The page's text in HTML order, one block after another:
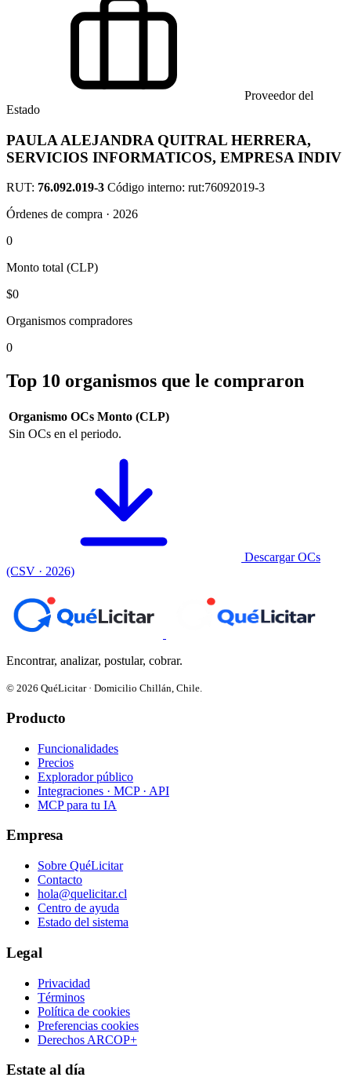
Proveedor del
Estado
PAULA ALEJANDRA QUITRAL HERRERA,
SERVICIOS INFORMATICOS, EMPRESA INDIV
RUT: 76.092.019-3 Código interno: rut:76092019-3
Órdenes de compra · 2026
0
Monto total (CLP)
$0
Organismos compradores
0
Top 10 organismos que le compraron
Organismo OCs Monto (CLP)
Sin OCs en el periodo.
Descargar OCs
(CSV · 2026)
Encontrar, analizar, postular, cobrar.
© 2026 QuéLicitar · Domicilio Chillán, Chile.
Producto
Funcionalidades
Precios
Explorador público
Integraciones · MCP · API
MCP para tu IA
Empresa
Sobre QuéLicitar
Contacto
hola@quelicitar.cl
Centro de ayuda
Estado del sistema
Legal
Privacidad
Términos
Política de cookies
Preferencias cookies
Derechos ARCOP+
Estate al día